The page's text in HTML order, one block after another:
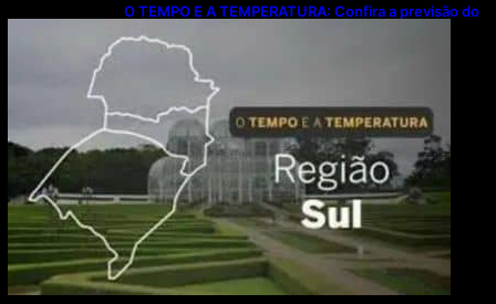
O TEMPO E A TEMPERATURA: Confira a previsão do